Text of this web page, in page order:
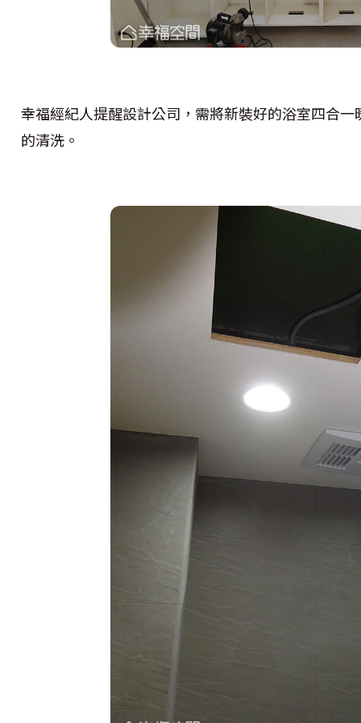
幸福經紀人提醒設計公司，需將新裝好的浴室四合
的清洗。